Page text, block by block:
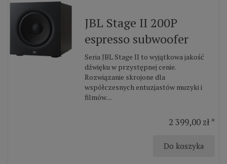
JBL Stage II 200P
espresso subwoofer
Seria JBL Stage II to wyjątkowa jakość
dźwięku w przystępnej cenie.
Rozwiązanie skrojone dla
współczesnych entuzjastów muzyki i
filmów....
2 399,00 zł *
Do koszyka